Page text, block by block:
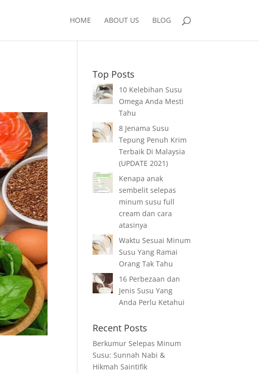
HOME ABOUT US BLOG
Top Posts
10 Kelebihan Susu
Omega Anda Mesti
Tahu
8 Jenama Susu
Tepung Penuh Krim
Terbaik Di Malaysia
(UPDATE 2021)
Kenapa anak
sembelit selepas
minum susu full
cream dan cara
atasinya
Waktu Sesuai Minum
Susu Yang Ramai
Orang Tak Tahu
16 Perbezaan dan
Jenis Susu Yang
Anda Perlu Ketahui
Recent Posts
Berkumur Selepas Minum
Susu: Sunnah Nabi &
Hikmah Saintifik